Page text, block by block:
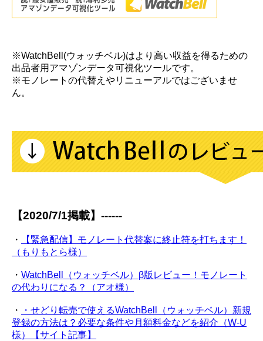
※WatchBell(ウォッチベル)はより高い収益を得るための
出品者用アマゾンデータ可視化ツールです。
※モノレートの代替えやリニューアルではございませ
ん。
【2020/7/1掲載】------
・
【緊急配信】モノレート代替案に終止符を打ちます！
（もりもとら様）
・ WatchBell（ウォッチベル）β版レビュー！モノレート
の代わりになる？（アオ様）
・
・せどり転売で使えるWatchBell（ウォッチベル）新規
登録の方法は？必要な条件や月額料金などを紹介（W-U
様）【サイト記事】